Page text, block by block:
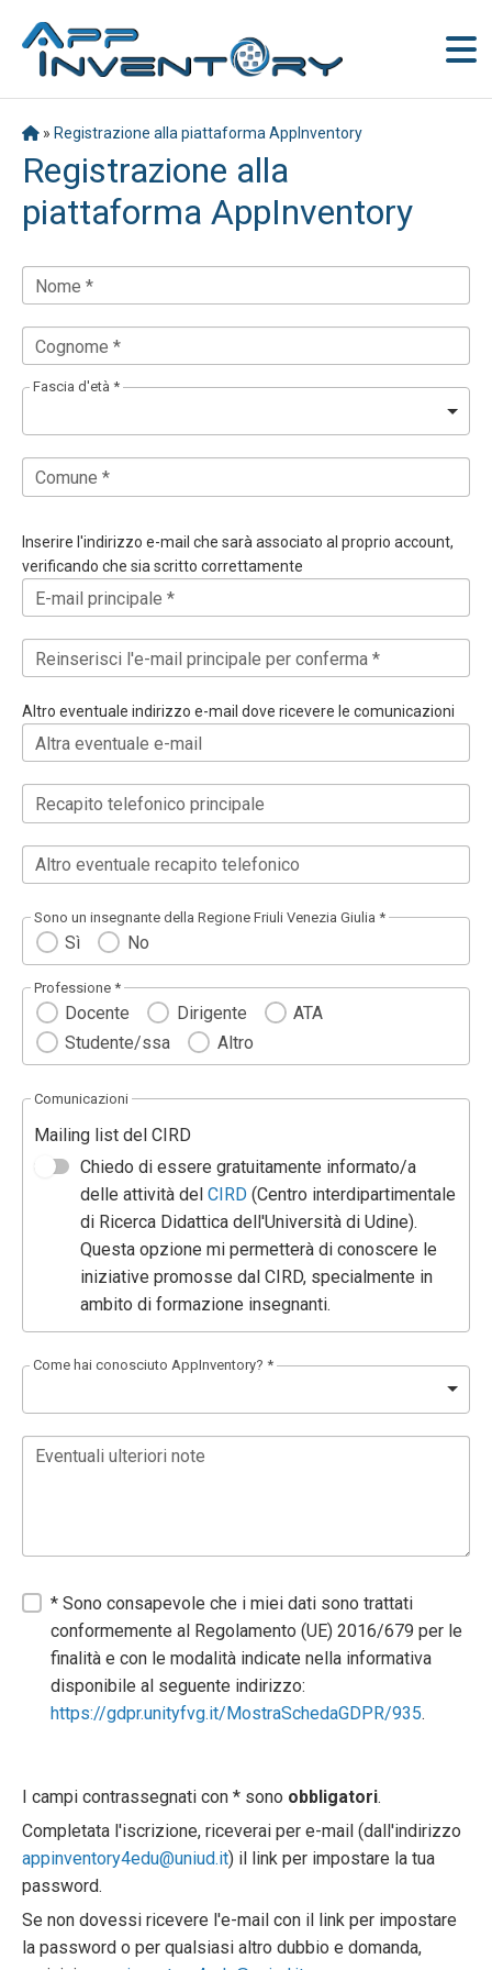
» Registrazione alla piattaforma AppInventory
Registrazione alla
piattaforma AppInventory
Nome *
Cognome *
Fascia d'età *
Comune *
Inserire l'indirizzo e-mail che sarà associato al proprio account,
verificando che sia scritto correttamente
E-mail principale *
Reinserisci l'e-mail principale per conferma *
Altro eventuale indirizzo e-mail dove ricevere le comunicazioni
Altra eventuale e-mail
Recapito telefonico principale
Altro eventuale recapito telefonico
Sono un insegnante della Regione Friuli Venezia Giulia *
Sì No
Professione *
Docente Dirigente
ATA
Studente/ssa
Altro
Comunicazioni
Mailing list del CIRD
Chiedo di essere gratuitamente informato/a
delle attività delCIRD (Centro interdipartimentale
di Ricerca Didattica dell'Università di Udine).
Questa opzione mi permetterà di conoscere le
iniziative promosse dal CIRD, specialmente in
ambito di formazione insegnanti.
Come hai conosciuto AppInventory? *
Eventuali ulteriori note
* Sono consapevole che i miei dati sono trattati
conformemente al Regolamento (UE) 2016/679 per le
finalità e con le modalità indicate nella informativa
disponibile al seguente indirizzo:
https://gdpr.unityfvg.it/MostraSchedaGDPR/935.
I campi contrassegnati con * sono obbligatori.
Completata l'iscrizione, riceverai per e-mail (dall'indirizzo
appinventory4edu@uniud.it) il link per impostare la tua
password.
Se non dovessi ricevere l'e-mail con il link per impostare
la password o per qualsiasi altro dubbio e domanda,